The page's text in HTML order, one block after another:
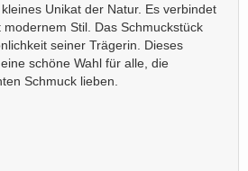
Unikat der Natur. Es verbindet
modernem Stil. Das Schmuckstück
seiner Trägerin. Dieses
schöne Wahl für alle, die
Schmuck lieben.